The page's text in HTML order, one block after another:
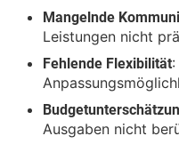
Mangelnde
Leistungen nicht
Fehlende Flexibilität
Ausgaben nicht